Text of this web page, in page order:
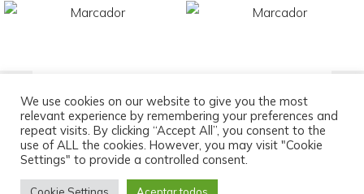
Chocolate Zotter «Cereza
Negra de Vainilla»
2,95 €
Chicle natural «Chicza»
hierbabuena –
2,29€
We use cookies on our website to give you the most
relevant experience by remembering your preferences and
repeat visits. By clicking “Accept All”, you consent to the
use of ALL the cookies. However, you may visit "Cookie
Settings" to provide a controlled consent.